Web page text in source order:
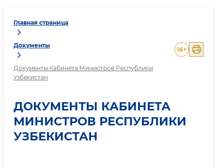
Главная страница
Документы
Документы Кабинета Министров Республики
Узбекистан
16+
ДОКУМЕНТЫ КАБИНЕТА
МИНИСТРОВ РЕСПУБЛИКИ
УЗБЕКИСТАН